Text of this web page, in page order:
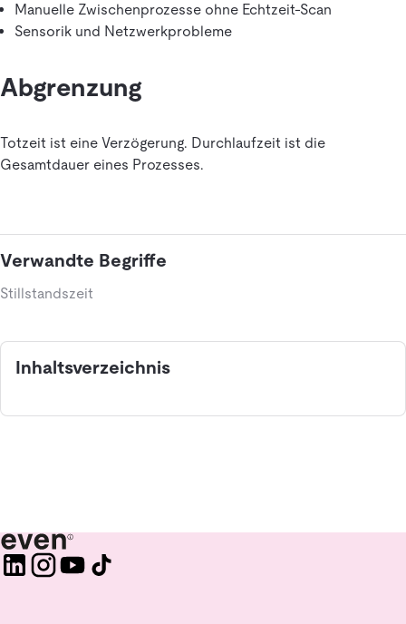
Manuelle Zwischenprozesse ohne Echtzeit-Scan
Sensorik und Netzwerkprobleme
Abgrenzung
Totzeit ist eine Verzögerung. Durchlaufzeit ist die
Gesamtdauer eines Prozesses.
Verwandte Begriffe
Stillstandszeit
Inhaltsverzeichnis